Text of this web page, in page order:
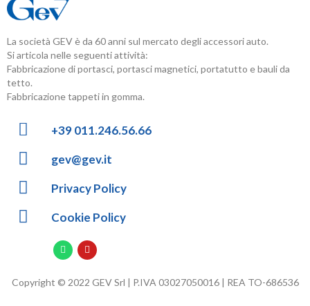
La società GEV è da 60 anni sul mercato degli accessori auto.
Si articola nelle seguenti attività:
Fabbricazione di portasci, portasci magnetici, portatutto e bauli da
tetto.
Fabbricazione tappeti in gomma.
+39 011.246.56.66
gev@gev.it
Privacy Policy
Cookie Policy
Copyright © 2022 GEV Srl | P.IVA 03027050016 | REA TO-686536